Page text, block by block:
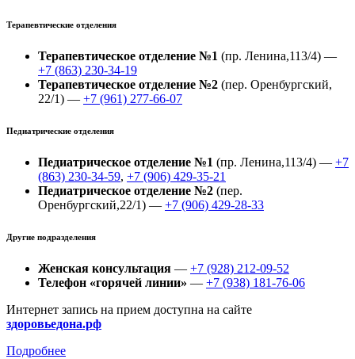
Терапевтические отделения
Терапевтическое отделение №1 (пр. Ленина,113/4) —
+7 (863) 230-34-19
Терапевтическое отделение №2 (пер. Оренбургский,
22/1) — +7 (961) 277-66-07
Педиатрические отделения
Педиатрическое отделение №1 (пр. Ленина,113/4) — +7
(863) 230-34-59, +7 (906) 429-35-21
Педиатрическое отделение №2 (пер.
Оренбургский,22/1) — +7 (906) 429-28-33
Другие подразделения
Женская консультация — +7 (928) 212-09-52
Телефон «горячей линии» — +7 (938) 181-76-06
Интернет запись на прием доступна на сайте
здоровьедона.рф
Подробнее